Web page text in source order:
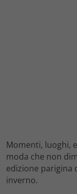
Momenti, luoghi,
moda che non
edizione parigina
inverno.